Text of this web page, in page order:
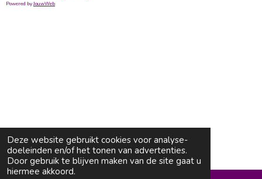
Deze website gebruikt cookies voor analyse-
doeleinden en/of het tonen van advertenties.
Door gebruik te blijven maken van de site gaat u
hiermee akkoord.
Powered byJouwWeb